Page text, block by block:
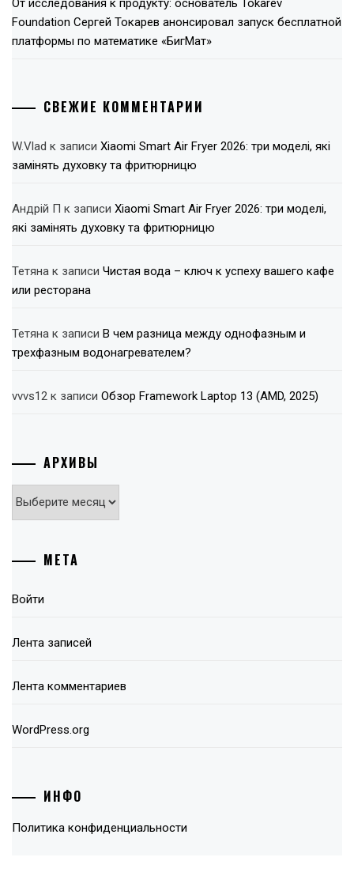
Foundation Сергей Токарев анонсировал запуск бесплатной
платформы по математике «БигМат»
СВЕЖИЕ КОММЕНТАРИИ
W.Vlad к записи Xiaomi Smart Air Fryer 2026: три моделі, які
замінять духовку та фритюрницю
Андрій П к записи Xiaomi Smart Air Fryer 2026: три моделі,
які замінять духовку та фритюрницю
Тетяна к записи Чистая вода – ключ к успеху вашего кафе
или ресторана
Тетяна к записи В чем разница между однофазным и
трехфазным водонагревателем?
vvvs12 к записи Обзор Framework Laptop 13 (AMD, 2025)
АРХИВЫ
Архивы
МЕТА
Войти
Лента записей
Лента комментариев
WordPress.org
ИНФО
Политика конфиденциальности